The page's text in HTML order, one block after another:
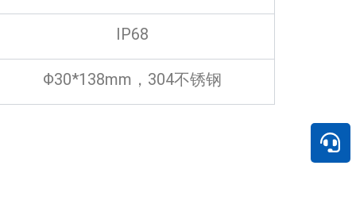
IP68
Φ30*138mm，304不锈钢